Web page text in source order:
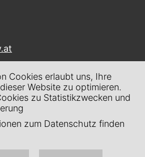
7Cookies erlaubt uns, Ihre
Website zu optimieren.
zu Statistikzwecken und
zum Datenschutz finden